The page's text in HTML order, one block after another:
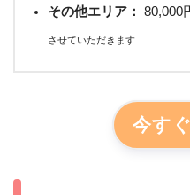
その他エリア： 80,000
させていただきます
今す